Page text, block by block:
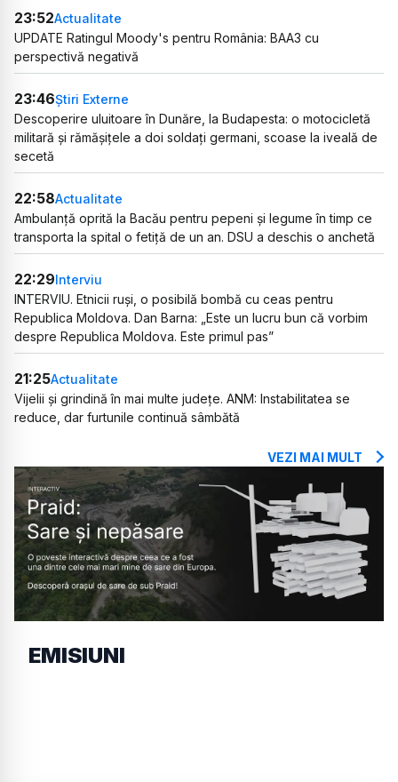
23:52Actualitate
UPDATE Ratingul Moody's pentru România: BAA3 cu
perspectivă negativă
23:46Știri Externe
Descoperire uluitoare în Dunăre, la Budapesta: o motocicletă
militară și rămășițele a doi soldați germani, scoase la iveală de
secetă
22:58Actualitate
Ambulanță oprită la Bacău pentru pepeni și legume în timp ce
transporta la spital o fetiță de un an. DSU a deschis o anchetă
22:29Interviu
INTERVIU. Etnicii ruși, o posibilă bombă cu ceas pentru
Republica Moldova. Dan Barna: „Este un lucru bun că vorbim
despre Republica Moldova. Este primul pas”
21:25Actualitate
Vijelii și grindină în mai multe județe. ANM: Instabilitatea se
reduce, dar furtunile continuă sâmbătă
VEZI MAI MULT
EMISIUNI